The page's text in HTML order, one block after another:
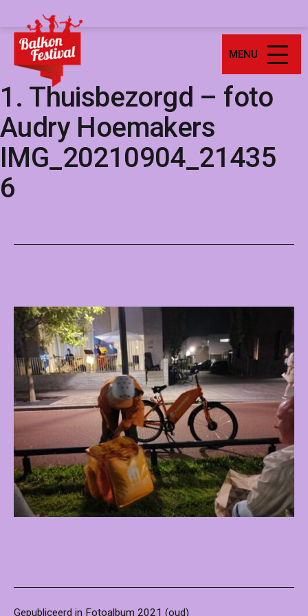
naar
inhoud
Balkonfestival
MENU
1. Thuisbezorgd – foto
Audry Hoemakers
IMG_20210904_21435
6
Gepubliceerd in Fotoalbum 2021 (oud)